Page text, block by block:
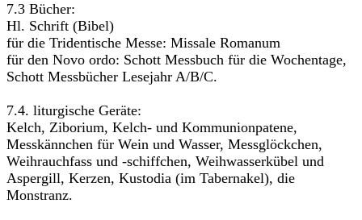
7.3 Bücher:
Hl. Schrift (Bibel)
für die Tridentische Messe: Missale Romanum
für den Novo ordo: Schott Messbuch für die Wochentage,
Schott Messbücher Lesejahr A/B/C.
7.4. liturgische Geräte:
Kelch, Ziborium, Kelch- und Kommunionpatene,
Messkännchen für Wein und Wasser, Messglöckchen,
Weihrauchfass und -schiffchen, Weihwasserkübel und
Aspergill, Kerzen, Kustodia (im Tabernakel), die
Monstranz.